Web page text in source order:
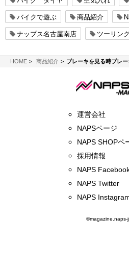
バイクで遊ぶ 商品紹介
ナップス名古屋南店 ツーリン
HOMENAPS-ON マガジン
商品紹介 ブレーキを見る時ブレ
運営会社
NAPSページ
NAPS SHOPペ
採用情報
NAPS
NAPS Twitter
NAPS
©magazine.naps-